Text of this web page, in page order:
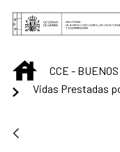
Saltar al contenido
INICIO
CCE -
Vidas Prestadas